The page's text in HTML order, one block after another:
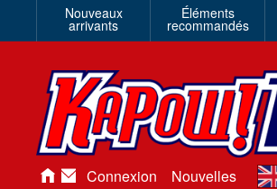
Nouveaux
arrivants
Éléments
recommandés
Connexion Nouvelles en